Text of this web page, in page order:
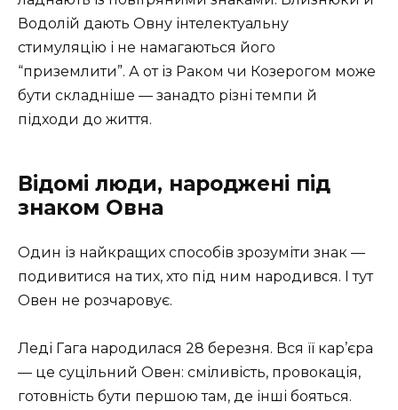
Водолій дають Овну інтелектуальну
стимуляцію і не намагаються його
“приземлити”. А от із Раком чи Козерогом може
бути складніше — занадто різні темпи й
підходи до життя.
Відомі люди, народжені під
знаком Овна
Один із найкращих способів зрозуміти знак —
подивитися на тих, хто під ним народився. І тут
Овен не розчаровує.
Леді Гага народилася 28 березня. Вся її кар’єра
— це суцільний Овен: сміливість, провокація,
готовність бути першою там, де інші бояться.